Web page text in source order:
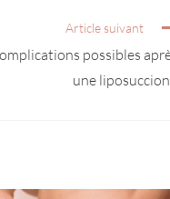
Article suivant
possibles
une liposuccion